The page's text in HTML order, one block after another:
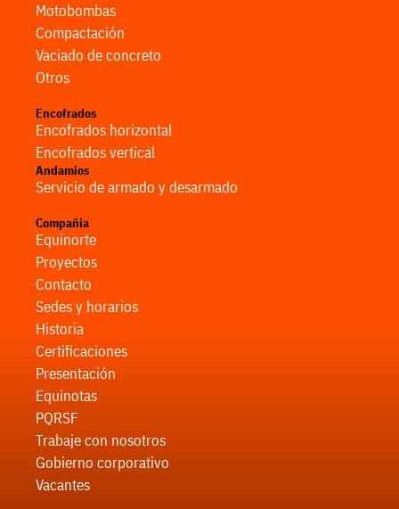
Motobombas
Compactación
Vaciado de concreto
Otros
Encofrados
Encofrados horizontal
Encofrados vertical
Andamios
Servicio de armado y desarmado
Compañia
Equinorte
Proyectos
Contacto
Sedes y horarios
Historia
Certificaciones
Presentación
Equinotas
PQRSF
Trabaje con nosotros
Gobierno corporativo
Vacantes